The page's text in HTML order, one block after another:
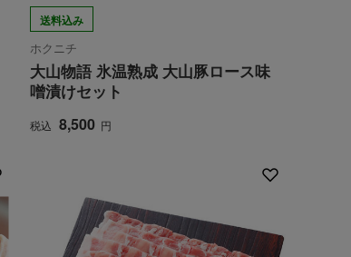
送料込み
ホクニチ
大山物語 氷温熟成 大山豚ロース味
噌漬けセット
税込 8,500 円